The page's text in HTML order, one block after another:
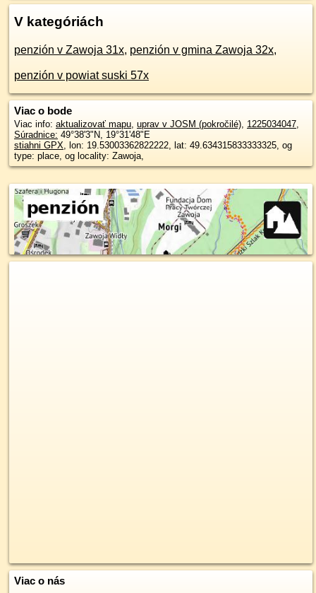
V kategóriách
penzión v Zawoja 31x, penzión v gmina Zawoja 32x,
penzión v powiat suski 57x
Viac o bode
Viac info: aktualizovať mapu, uprav v JOSM (pokročilé), 1225034047,
Súradnice: 49°38'3"N, 19°31'48"E
stiahni GPX, lon: 19.53003362822222, lat: 49.634315833333325, og
type: place, og locality: Zawoja,
Viac o nás